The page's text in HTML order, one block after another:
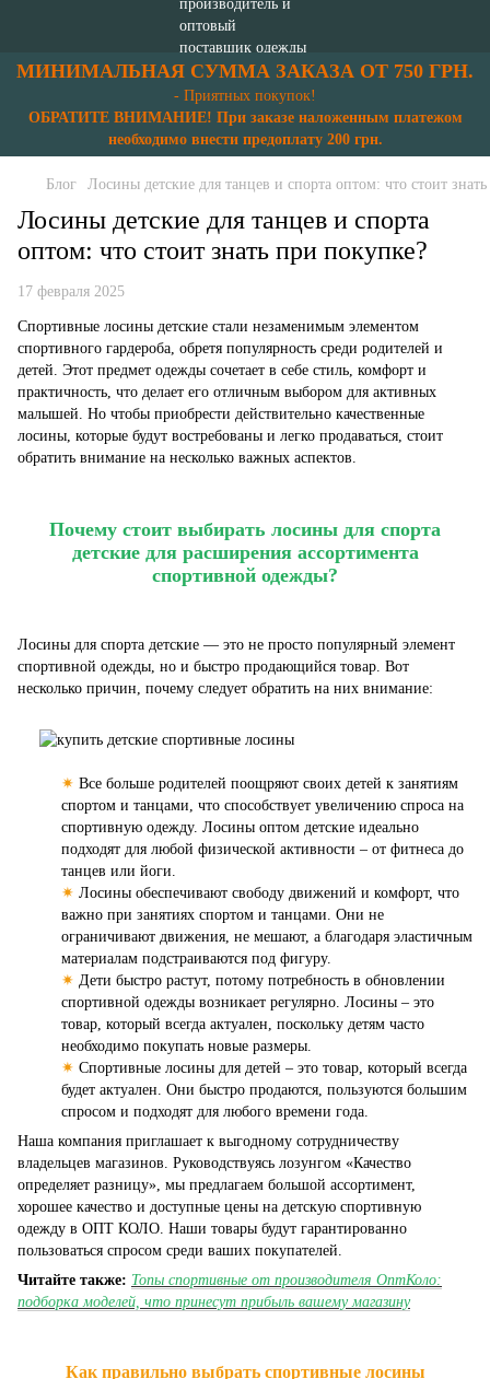
МИНИМАЛЬНАЯ СУММА ЗАКАЗА ОТ 750 ГРН.
- Приятных покупок!
ОБРАТИТЕ ВНИМАНИЕ! При заказе наложенным платежом
необходимо внести предоплату 200 грн.
Блог Лосины детские для танцев и спорта оптом: что стоит
Лосины детские для танцев и спорта
оптом: что стоит знать при покупке?
17 февраля 2025
Спортивные лосины детские стали незаменимым элементом
спортивного гардероба, обретя популярность среди родителей и
детей. Этот предмет одежды сочетает в себе стиль, комфорт и
практичность, что делает его отличным выбором для активных
малышей. Но чтобы приобрести действительно качественные
лосины, которые будут востребованы и легко продаваться, стоит
обратить внимание на несколько важных аспектов.
Почему стоит выбирать лосины для спорта
детские для расширения ассортимента
спортивной одежды?
Лосины для спорта детские — это не просто популярный элемент
спортивной одежды, но и быстро продающийся товар. Вот
несколько причин, почему следует обратить на них внимание:
✷ Все больше родителей поощряют своих детей к занятиям
спортом и танцами, что способствует увеличению спроса на
спортивную одежду. Лосины оптом детские идеально
подходят для любой физической активности – от фитнеса до
танцев или йоги.
✷ Лосины обеспечивают свободу движений и комфорт, что
важно при занятиях спортом и танцами. Они не
ограничивают движения, не мешают, а благодаря эластичным
материалам подстраиваются под фигуру.
✷ Дети быстро растут, потому потребность в обновлении
спортивной одежды возникает регулярно. Лосины – это
товар, который всегда актуален, поскольку детям часто
необходимо покупать новые размеры.
✷ Спортивные лосины для детей – это товар, который всегда
будет актуален. Они быстро продаются, пользуются большим
спросом и подходят для любого времени года.
Наша компания приглашает к выгодному сотрудничеству
владельцев магазинов. Руководствуясь лозунгом «Качество
определяет разницу», мы предлагаем большой ассортимент,
хорошее качество и доступные цены на детскую спортивную
одежду в ОПТ КОЛО. Наши товары будут гарантированно
пользоваться спросом среди ваших покупателей.
Читайте также: Топы спортивные от производителя ОптКоло:
подборка моделей, что принесут прибыль вашему магазину
Как правильно выбрать спортивные лосины